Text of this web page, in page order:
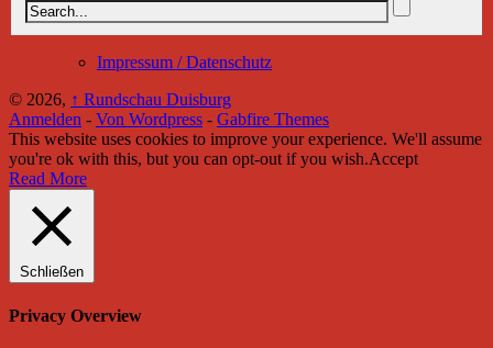
Impressum / Datenschutz
© 2026, ↑ Rundschau Duisburg
Anmelden - Von Wordpress - Gabfire Themes
This website uses cookies to improve your experience. We'll assume
you're ok with this, but you can opt-out if you wish.Accept
Read More
Schließen
Privacy Overview